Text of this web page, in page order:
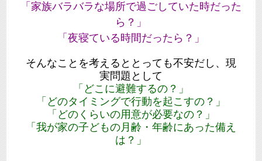
「家族バラバラな場所で過ごしていた時だった
ら？」
「夜寝ている時間だったら？」
そんなことを考えるととっても不安だし、現
実問題として
「どこに避難するの？」
「どのタイミングで行動を起こすの？」
「どのくらいの用意が必要なの？」
「我が家の子どもの月齢・年齢にあった備え
は？」